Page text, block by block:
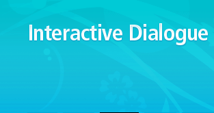
Interactive
PR 2.0